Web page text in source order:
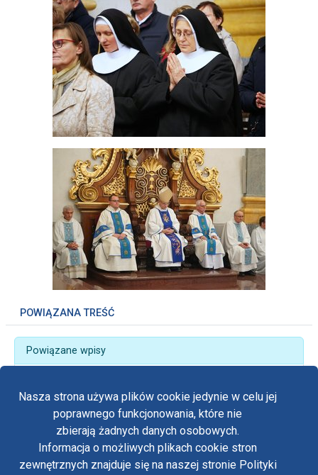
Nasza strona używa plików cookie jedynie w celu jej
poprawnego funkcjonowania, które nie
zbierają żadnych danych osobowych.
Informacja o możliwych plikach cookie stron
zewnętrznych znajduje się na naszej stronie Polityki
POWIĄZANA TREŚĆ
Powiązane wpisy
Szkół Katolickich